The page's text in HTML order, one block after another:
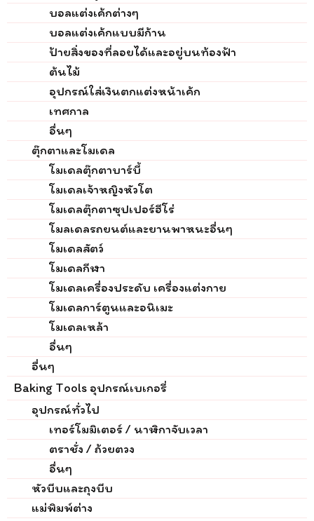
บอลแต่งเค้กต่างๆ
บอลแต่งเค้กแบบมีก้าน
ป้ายสิ่งของที่ลอยได้และอยู่บนท้องฟ้า
ต้นไม้
อุปกรณ์ใส่เงินตกแต่งหน้าเค้ก
เทศกาล
อื่นๆ
ตุ๊กตาและโมเดล
โมเดลตุ๊กตาบาร์บี้
โมเดลเจ้าหญิงหัวโต
โมเดลตุ๊กตาซุปเปอร์ฮีโร่
โมลเดลรถยนต์และยานพาหนะอื่นๆ
โมเดลสัตว์
โมเดลกีฬา
โมเดลเครื่องประดับ เครื่องแต่งกาย
โมเดลการ์ตูนและอนิเมะ
โมเดลเหล้า
อื่นๆ
อื่นๆ
Baking Tools อุปกรณ์เบเกอรี่
อุปกรณ์ทั่วไป
เทอร์โมมิเตอร์ / นาฬิกาจับเวลา
ตราชั่ง / ถ้วยตวง
อื่นๆ
หัวบีบและถุงบีบ
แม่พิมพ์ต่าง